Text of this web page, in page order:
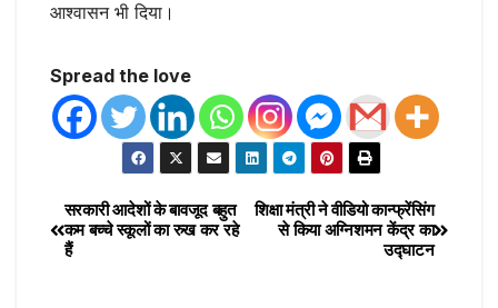
आश्वासन भी दिया।
Spread the love
शिक्षा मंत्री ने वीडियो कान्फ्रेंसिंग
से किया अग्निशमन केंद्र का
उद्घाटन
सरकारी आदेशों के बावजूद बहुत
कम बच्चे स्कूलों का रुख कर रहे
हैं